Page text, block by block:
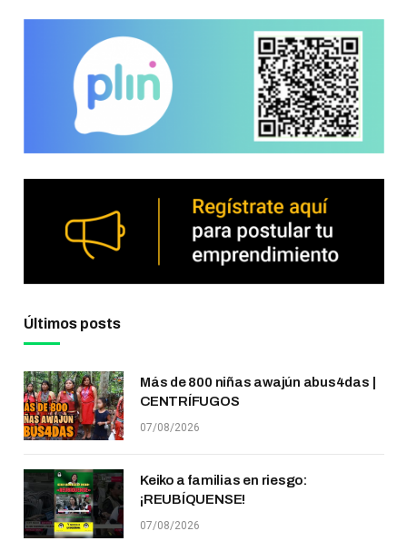
Últimos posts
Más de 800 niñas awajún abus4das |
CENTRÍFUGOS
07/08/2026
Keiko a familias en riesgo:
¡REUBÍQUENSE!
07/08/2026